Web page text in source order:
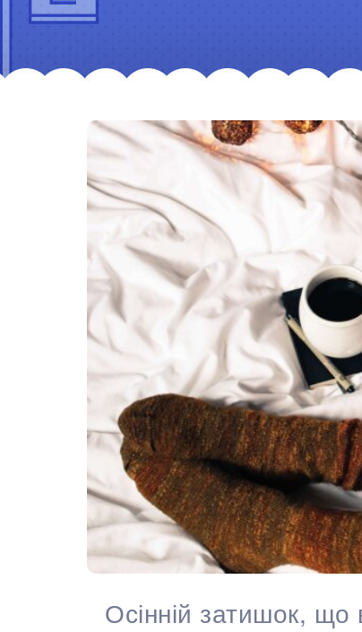
Осінній затишок, що